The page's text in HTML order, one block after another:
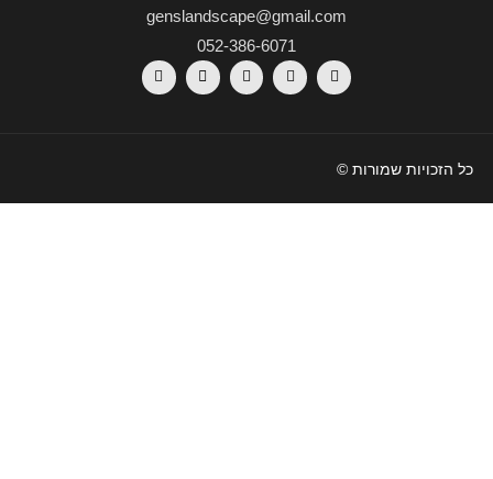
genslandscape@gmail.com
052-386-6071
כל הזכויות שמורות ©